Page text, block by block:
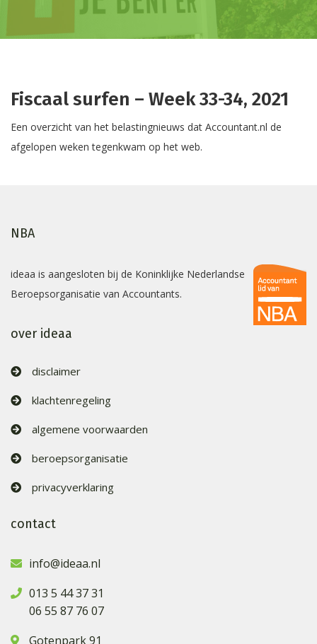
Fiscaal surfen – Week 33-34, 2021
Een overzicht van het belastingnieuws dat Accountant.nl de
afgelopen weken tegenkwam op het web.
NBA
ideaa is aangesloten bij de Koninklijke Nederlandse
Beroepsorganisatie van Accountants.
over ideaa
disclaimer
klachtenregeling
algemene voorwaarden
beroepsorganisatie
privacyverklaring
contact
info@ideaa.nl
013 5 44 37 31
06 55 87 76 07
Gotenpark 91